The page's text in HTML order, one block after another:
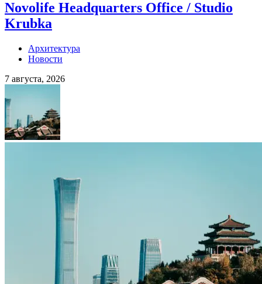
Novolife Headquarters Office / Studio
Krubka
Архитектура
Новости
7 августа, 2026